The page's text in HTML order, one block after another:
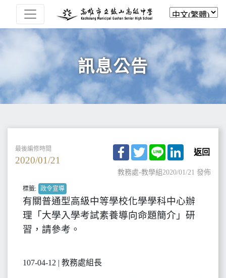
訊息公告
最後編修時間
2020/01/21
Facebook
TwitterLine LinkedIn
返回
教務處-教學組2020/01/21 發佈
標籤: 政令宣導
有關普通型高級中等學校化學學科中心辦
理「大學入學考試素養導向命題簡介」研
習，請參考。
107-04-12 | 教務處組長